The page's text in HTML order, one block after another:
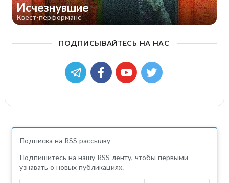
Исчезнувшие
Квест-перформанс
ПОДПИСЫВАЙТЕСЬ НА НАС
Подписка на RSS рассылку
Подпишитесь на нашу RSS ленту, чтобы первыми
узнавать о новых публикациях.